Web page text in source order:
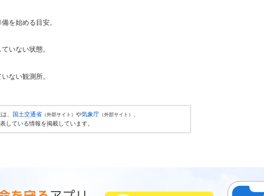
を始める目安。
いない状態。
ない観測所。
、 国土交通省 （外部サイト） や気象庁 （外部サイト） 、
している情報を掲載しています。